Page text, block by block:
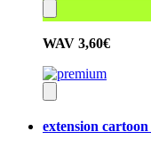
WAV 3,60€
extension cartoon